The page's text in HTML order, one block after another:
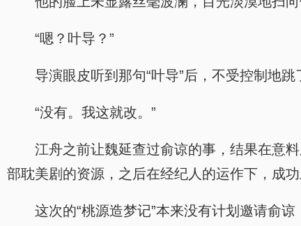
“嗯？叶导？”
导演眼皮听到那句“叶导”后，不受控制地跳
“没有。我这就改。”
江舟之前让魏延查过俞谅的事，结果在意
部耽美剧的资源，之后在经纪人的运作下，成功
这次的“桃源造梦记”本来没有计划邀请俞